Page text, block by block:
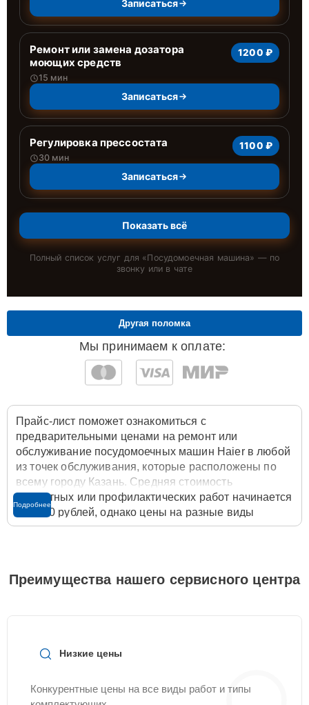
Записаться
Ремонт или замена дозатора
моющих средств
15 мин
1200 ₽
Записаться
Регулировка прессостата
30 мин
1100 ₽
Записаться
Показать всё
Полный список услуг для «Посудомоечная машина» — по
звонку или в чате
Мы принимаем к оплате:
Другая поломка
Прайс-лист поможет ознакомиться с
предварительными ценами на ремонт или
обслуживание посудомоечных машин Haier в любой
из точек обслуживания, которые расположены по
всему городу Казань. Средняя стоимость
ремонтных или профилактических работ начинается
от 1600 рублей, однако цены на разные виды
комплектующих могут различаться. Полную
службы заботы о клиентах. Для расчета итоговой
стоимости ремонта посудомоечной машины
Подробнее
Преимущества нашего сервисного центра
Низкие цены
Конкурентные цены на все виды работ и типы